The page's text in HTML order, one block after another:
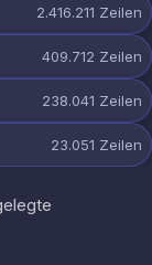
2.416.211 Zeilen
409.712 Zeilen
238.041 Zeilen
23.051 Zeilen